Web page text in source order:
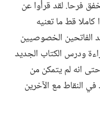
تخفق فرحا.‏ لقد قرأوا عن
كاملا قط ما تعنيه
الفاتحين الخصوصيين
ودرس الكتاب الجديد
انه لم يتمكن من
النقاط مع الآخرين